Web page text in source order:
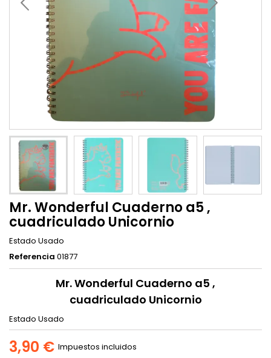
Mr. Wonderful Cuaderno a5 ,
cuadriculado Unicornio
Estado Usado
Referencia 01877
Mr. Wonderful Cuaderno a5 ,
cuadriculado Unicornio
Estado Usado
3,90 € Impuestos incluidos